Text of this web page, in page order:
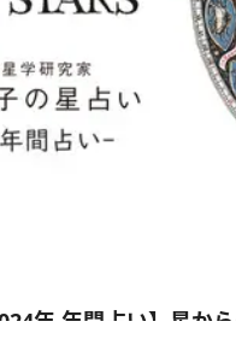
年 年間占い】星か